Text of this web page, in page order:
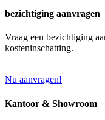
bezichtiging aanvragen
Vraag een bezichtiging
kosteninschatting.
Nu aanvragen!
Kantoor & Showroom